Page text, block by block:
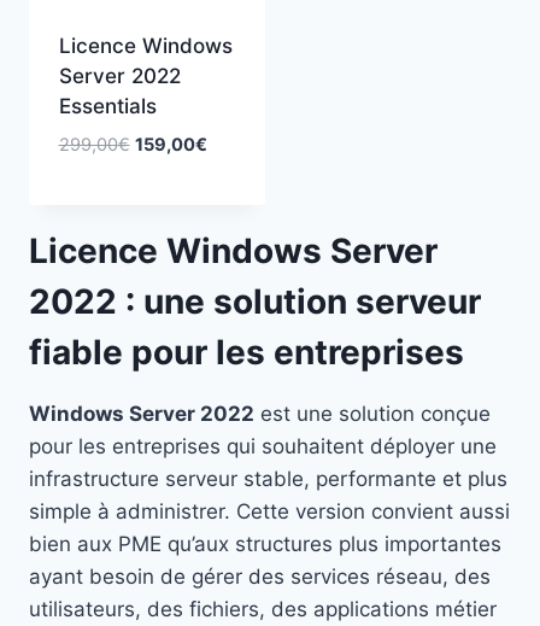
Licence Windows
Server 2022
Essentials
299,00€ Le
299,00€.
159,00€Le
159,00€.
Licence Windows Server
2022 : une solution serveur
fiable pour les entreprises
Windows Server 2022 est une solution conçue
pour les entreprises qui souhaitent déployer une
infrastructure serveur stable, performante et plus
simple à administrer. Cette version convient aussi
bien aux PME qu’aux structures plus importantes
ayant besoin de gérer des services réseau, des
utilisateurs, des fichiers, des applications métier